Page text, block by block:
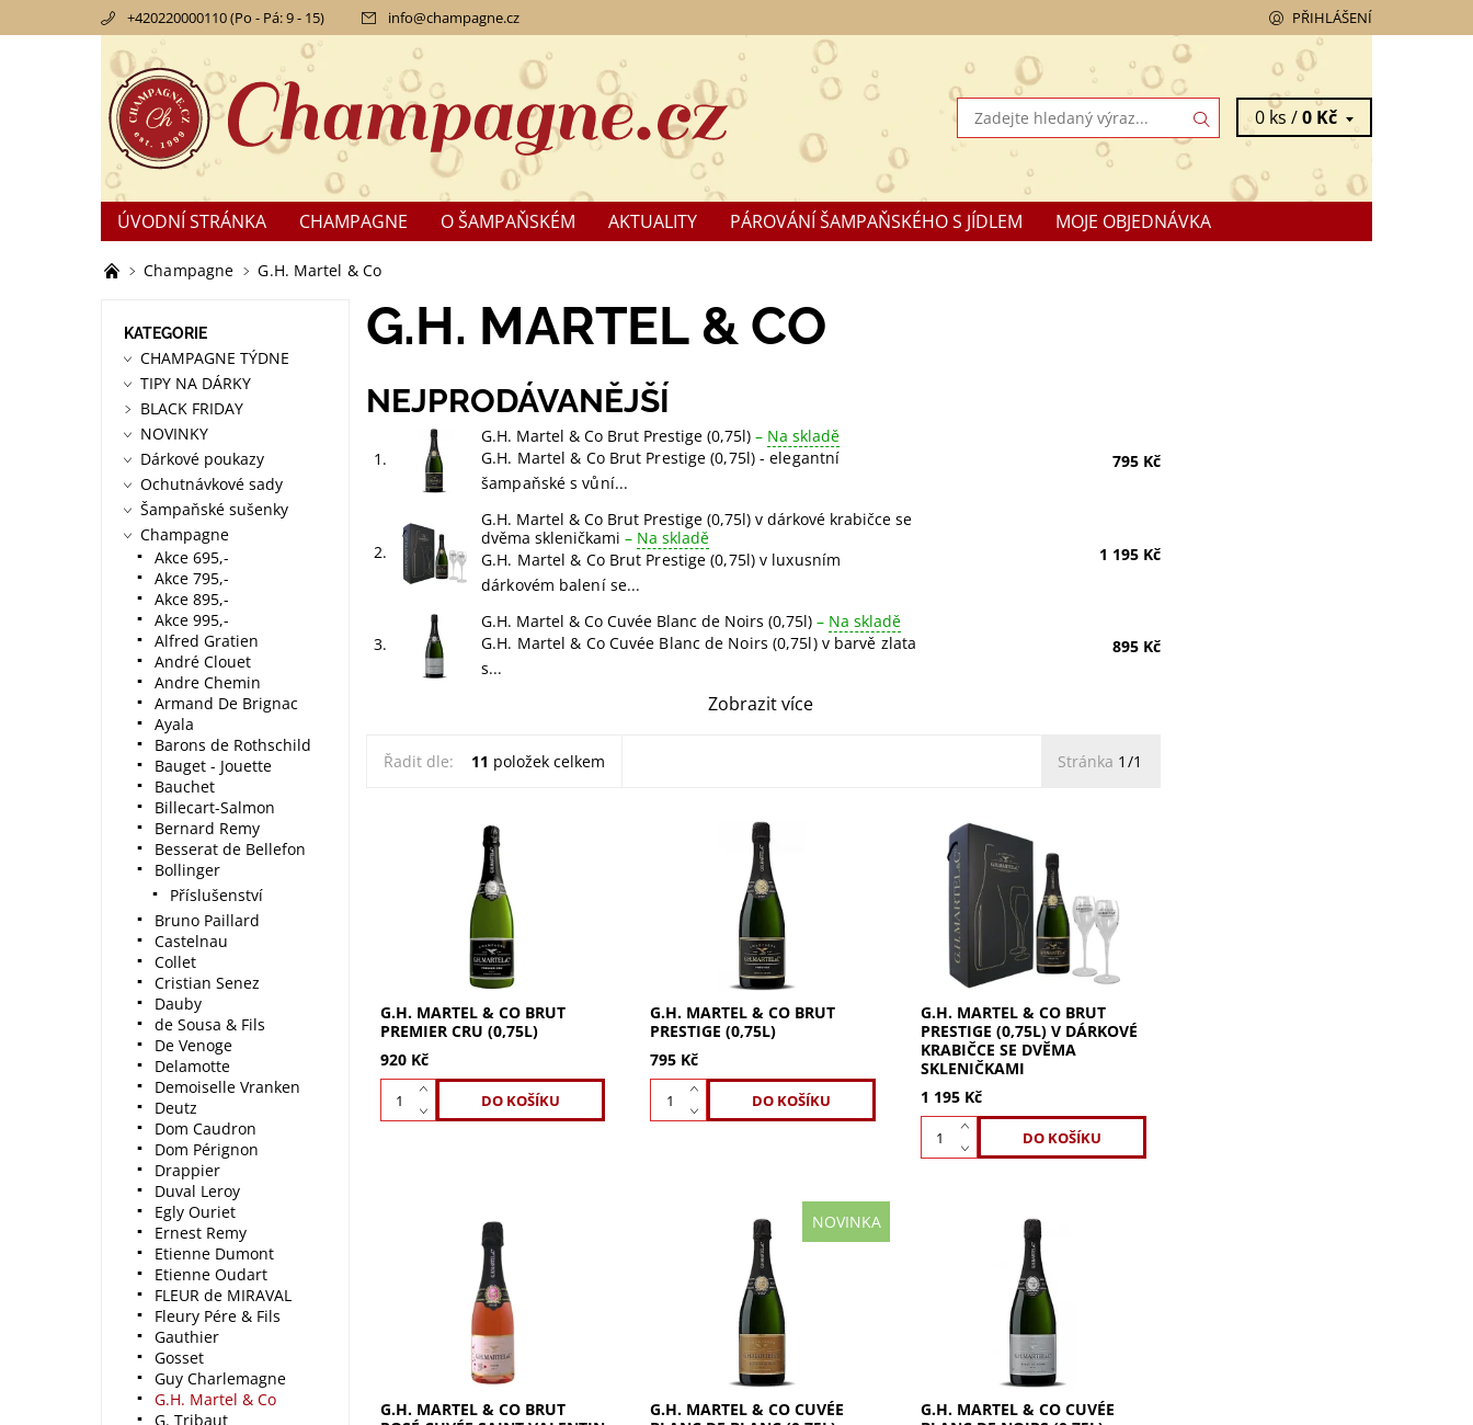
+420220000110 (Po - Pá: 9 - 15) info@champagne.cz PŘIHLÁŠENÍ
0 ks /0 Kč
ÚVODNÍ STRÁNKA CHAMPAGNE O ŠAMPAŇSKÉM AKTUALITY PÁROVÁNÍ ŠAMPAŇSKÉHO S JÍDLEM
MOJE OBJEDNÁVKA
KONTAKTY
OBCHODNÍ PODMÍNKY
Champagne G.H. Martel & Co
G.H. MARTEL & CO
NEJPRODÁVANĚJŠÍ
1.
G.H. Martel & Co Brut Prestige (0,75l)– Na skladě
G.H. Martel & Co Brut Prestige (0,75l) - elegantní
šampaňské s vůní...
795 Kč
2.
G.H. Martel & Co Brut Prestige (0,75l) v dárkové krabičce se
dvěma skleničkami– Na skladě
G.H. Martel & Co Brut Prestige (0,75l) v luxusním
dárkovém balení se...
1 195 Kč
3.
G.H. Martel & Co Cuvée Blanc de Noirs (0,75l)– Na skladě
G.H. Martel & Co Cuvée Blanc de Noirs (0,75l) v barvě zlata
s...
895 Kč
Zobrazit více
Řadit dle: 11 položek celkem Stránka 1/1
G.H. Martel & Co Brut Premier
Cru (0,75l) - jemné šampaňské
s tóny meruněk a nugátu.
Krémová, živá chuť s
dlouhotrvající svěžestí. Ideální
G.H. MARTEL & CO BRUT
PREMIER CRU (0,75L)
920 Kč
G.H. Martel & Co Brut Prestige
(0,75l) - elegantní šampaňské
s vůní citrusů a manga. Silná,
ovocná chuť se svěžím
medovým závěrem. Ideální
G.H. MARTEL & CO BRUT
PRESTIGE (0,75L)
795 Kč
G.H. Martel & Co Brut Prestige
(0,75l) v luxusním dárkovém
balení se dvěma skleničkami -
elegantní šampaňské s vůní
citrusů a manga. Silná,...
G.H. MARTEL & CO BRUT
PRESTIGE (0,75L) V DÁRKOVÉ
KRABIČCE SE DVĚMA
SKLENIČKAMI
1 195 Kč
G.H. Martel & Co Brut Rosé
Cuvée Saint Valentin 0,375l.
Jahodově růžové cuvée s
vůněmi růží, pivoněk a
černého rybízu. Bohatá,
krémová chuť s tóny...
G.H. MARTEL & CO BRUT
NOVINKA
G.H. Martel Cuvée Blanc de
Blanc z 100% Chardonnay.
Intenzivní vůně bílých
peckovin a citrusů, šťavnatá
chuť s vanilkou a citronem.
Vychutnejte...
G.H. MARTEL & CO CUVÉE
G.H. Martel & Co Cuvée Blanc
de Noirs (0,75l) v barvě zlata s
měděnými odlesky. Vůně po
malinách a černém rybízu s
ovocitým, hedvábným
G.H. MARTEL & CO CUVÉE
KATEGORIE
CHAMPAGNE TÝDNE
TIPY NA DÁRKY
BLACK FRIDAY
NOVINKY
Dárkové poukazy
Ochutnávkové sady
Šampaňské sušenky
Champagne
Akce 695,-
Akce 795,-
Akce 895,-
Akce 995,-
Alfred Gratien
André Clouet
Andre Chemin
Armand De Brignac
Ayala
Barons de Rothschild
Bauget - Jouette
Bauchet
Billecart-Salmon
Bernard Remy
Besserat de Bellefon
Bollinger
Příslušenství
Bruno Paillard
Castelnau
Collet
Cristian Senez
Dauby
de Sousa & Fils
De Venoge
Delamotte
Demoiselle Vranken
Deutz
Dom Caudron
Dom Pérignon
Drappier
Duval Leroy
Egly Ouriet
Ernest Remy
Etienne Dumont
Etienne Oudart
FLEUR de MIRAVAL
Fleury Pére & Fils
Gauthier
Gosset
Guy Charlemagne
G.H. Martel & Co
G. Tribaut